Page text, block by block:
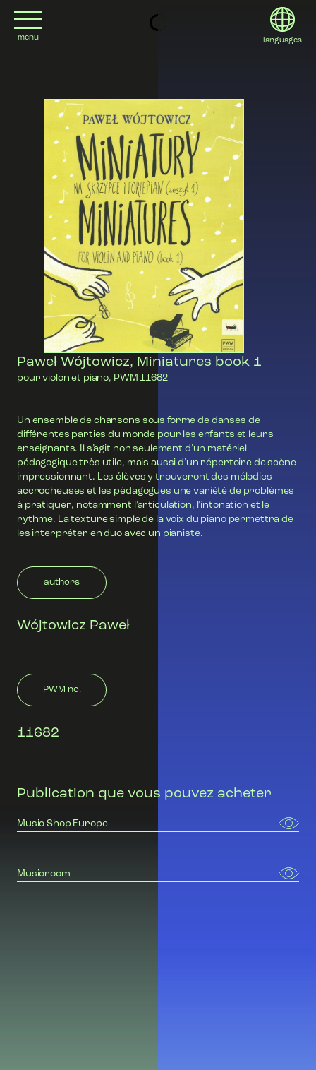
menu languages
English
Deutsch
Italiano
日本語
Polski
project
contact
editions
2022
2020
Paweł Wójtowicz, Miniatures book 1
pour violon et piano, PWM 11682
Un ensemble de chansons sous forme de danses de
différentes parties du monde pour les enfants et leurs
enseignants. Il s’agit non seulement d’un matériel
pédagogique très utile, mais aussi d’un répertoire de scène
impressionnant. Les élèves y trouveront des mélodies
accrocheuses et les pédagogues une variété de problèmes
à pratiquer, notamment l’articulation, l’intonation et le
rythme. La texture simple de la voix du piano permettra de
les interpréter en duo avec un pianiste.
authors
Wójtowicz Paweł
PWM no.
11682
Publication que vous pouvez acheter
Music Shop Europe
Musicroom